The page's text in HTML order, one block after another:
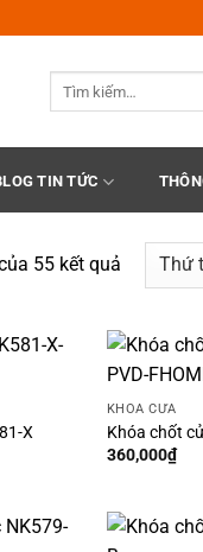
TIN TỨC
55 kết quả
X
KHÓA CỬA
Khóa chốt
360,000₫